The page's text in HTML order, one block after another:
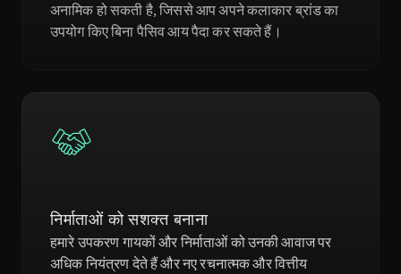
अनामिक हो सकती है, जिससे आप अपने कलाकार ब्रांड का
उपयोग किए बिना पैसिव आय पैदा कर सकते हैं।
निर्माताओं को सशक्त बनाना
हमारे उपकरण गायकों और निर्माताओं को उनकी आवाज पर
अधिक नियंत्रण देते हैं और नए रचनात्मक और वित्तीय